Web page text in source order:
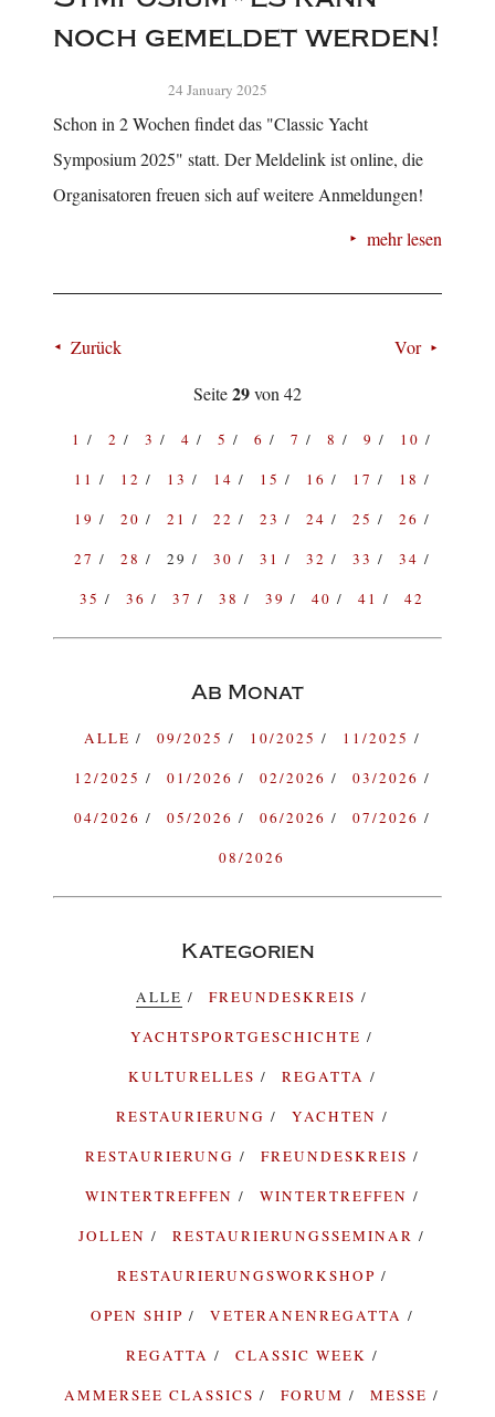
noch gemeldet werden!
24 January 2025
Schon in 2 Wochen findet das "Classic Yacht
Symposium 2025" statt. Der Meldelink ist online, die
Organisatoren freuen sich auf weitere Anmeldungen!
mehr lesen
Zurück
Vor
Seite29von 42
1 2 3 4 5 6 7 8 9
10
11
12 13 14 15 16 17
18
19
20 21 22 23 24 25
26
27
28 29 30 31 32 33
34
35
36 37 38 39 40 41 42
Ab Monat
ALLE 09/2025 10/2025
11/2025
12/2025
01/2026 02/2026
03/2026
04/2026
05/2026 06/2026
07/2026
08/2026
Kategorien
ALLE
FREUNDESKREIS
YACHTSPORTGESCHICHTE
KULTURELLES
REGATTA
RESTAURIERUNG
YACHTEN
RESTAURIERUNG
FREUNDESKREIS
WINTERTREFFEN
WINTERTREFFEN
JOLLEN
RESTAURIERUNGSSEMINAR
RESTAURIERUNGSWORKSHOP
OPEN SHIP
VETERANENREGATTA
REGATTA
CLASSIC WEEK
AMMERSEE CLASSICS
FORUM
MESSE